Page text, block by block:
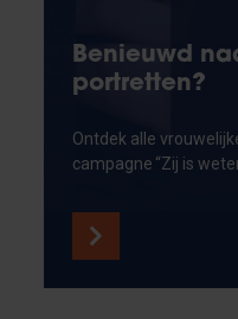
Benieuwd
portretten?
Ontdek alle
campagne “Zij is